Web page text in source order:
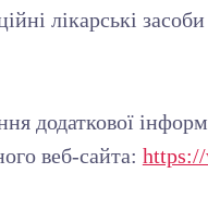
лікарські
додаткової
веб-сайта: